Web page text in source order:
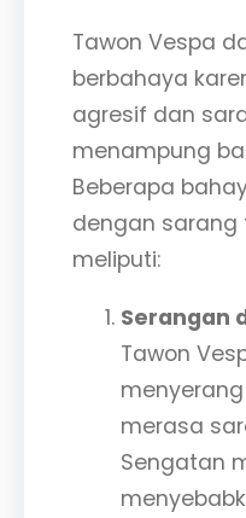
Tawon Vespa
berbahaya
agresif dan
menampung
Beberapa
dengan sarang
meliputi:
Serangan
Tawon
merasa
Sengatan